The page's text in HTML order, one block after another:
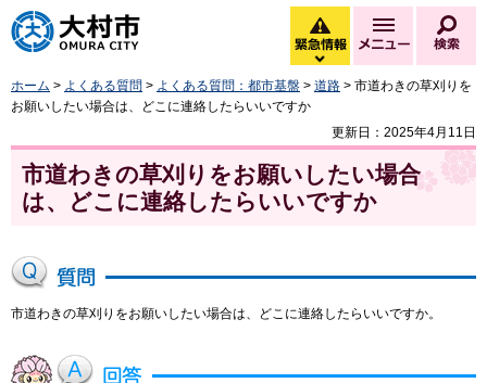
大村市
緊急情報
緊急情報を開く
メニュー
ホーム > よくある質問 > よくある質問：都市基盤 > 道路 > 市道わきの草刈りを
お願いしたい場合は、どこに連絡したらいいですか
更新日：2025年4月11日
市道わきの草刈りをお願いしたい場合
は、どこに連絡したらいいですか
市道わきの草刈りをお願いしたい場合は、どこに連絡したらいいですか。